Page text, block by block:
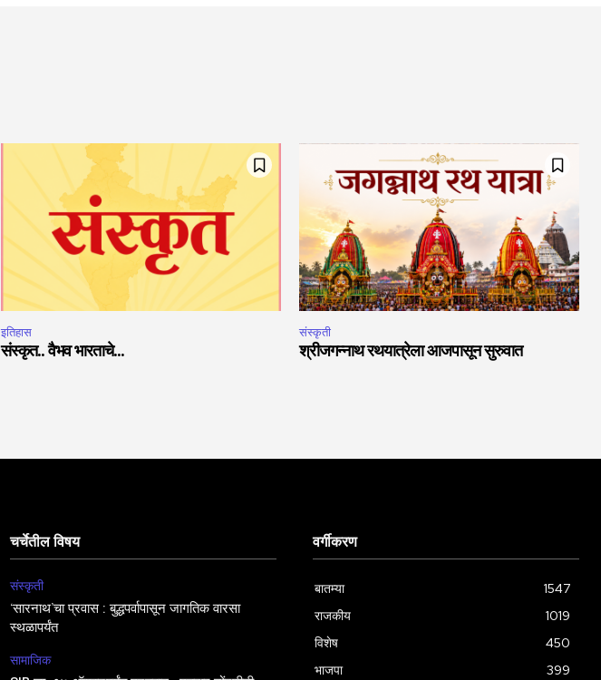
इतिहास
संस्कृत.. वैभव भारताचे…
संस्कृती
श्रीजगन्नाथ रथयात्रेला आजपासून सुरुवात
चर्चेतील विषय
संस्कृती
‘सारनाथ’चा प्रवास : बुद्धपर्वापासून जागतिक वारसा
स्थळापर्यंत
सामाजिक
वर्गीकरण
बातम्या
1547
राजकीय
1019
विशेष
450
भाजपा
399